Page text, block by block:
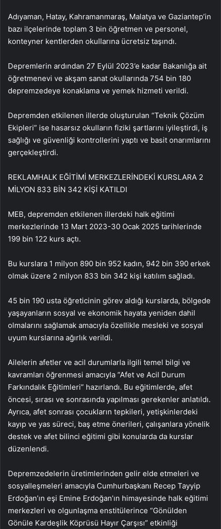
Adıyaman, Hatay, Kahramanmaraş, Malatya ve Gaziantep’in
bazı ilçelerinde toplam 3 bin öğretmen ve personel,
konteyner kentlerden okullarına ücretsiz taşındı.
Depremlerin ardından 27 Eylül 2023’e kadar Bakanlığa ait
öğretmenevi ve akşam sanat okullarında 754 bin 180
depremzedeye konaklama ve yemek hizmeti verildi.
Depremden etkilenen illerde oluşturulan “Teknik Çözüm
Ekipleri” ise hasarsız okulların fiziki şartlarını iyileştirdi, iş
sağlığı ve güvenliği kontrollerini yaptı ve basit onarımlarını
gerçekleştirdi.
REKLAMHALK EĞİTİMİ MERKEZLERİNDEKİ KURSLARA 2
MİLYON 833 BİN 342 KİŞİ KATILDI
MEB, depremden etkilenen illerdeki halk eğitimi
merkezlerinde 13 Mart 2023-30 Ocak 2025 tarihlerinde
199 bin 122 kurs açtı.
Bu kurslara 1 milyon 890 bin 952 kadın, 942 bin 390 erkek
olmak üzere 2 milyon 833 bin 342 kişi katılım sağladı.
45 bin 190 usta öğreticinin görev aldığı kurslarda, bölgede
yaşayanların sosyal ve ekonomik hayata yeniden dahil
olmalarını sağlamak amacıyla özellikle mesleki ve sosyal
uyum kurslarına ağırlık verildi.
Ailelerin afetler ve acil durumlarla ilgili temel bilgi ve
kavramları öğrenmesi amacıyla “Afet ve Acil Durum
Farkındalık Eğitimleri” hazırlandı. Bu eğitimlerde, afet
öncesi, sırası ve sonrasında yapılması gerekenler anlatıldı.
Ayrıca, afet sonrası çocukların tepkileri, yetişkinlerdeki
kayıp ve yas süreci, baş etme önerileri, çalışanlara yönelik
destek ve afet bilinci eğitimi gibi konularda da kurslar
düzenlendi.
Depremzedelerin üretimlerinden gelir elde etmeleri ve
sosyalleşmeleri amacıyla Cumhurbaşkanı Recep Tayyip
Erdoğan’ın eşi Emine Erdoğan’ın himayesinde halk eğitimi
merkezleri ve olgunlaşma enstitülerince “Gönülden
Gönüle Kardeşlik Köprüsü Hayır Çarşısı” etkinliği